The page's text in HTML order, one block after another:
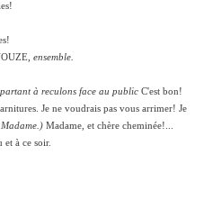
ensemble.
à reculons face au public C'est bon!
Je ne voudrais pas vous arrimer! Je
Madame.) Madame, et chère cheminée!...
et à ce soir.